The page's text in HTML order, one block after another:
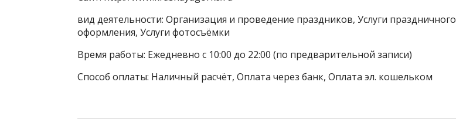
вид деятельности: Организация и проведение праздников, Услуги праздничного
оформления, Услуги фотосъёмки
Время работы: Ежедневно с 10:00 до 22:00 (по предварительной записи)
Способ оплаты: Наличный расчёт, Оплата через банк, Оплата эл. кошельком